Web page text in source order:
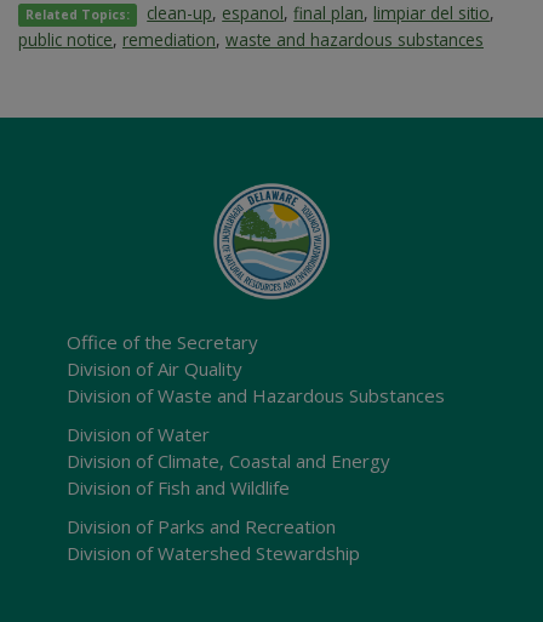
Related Topics: clean-up, espanol,final plan, limpiar del sitio,
public notice, remediation, waste and hazardous substances
Office of the Secretary
Division of Air Quality
Division of Waste and Hazardous Substances
Division of Water
Division of Climate, Coastal and Energy
Division of Fish and Wildlife
Division of Parks and Recreation
Division of Watershed Stewardship